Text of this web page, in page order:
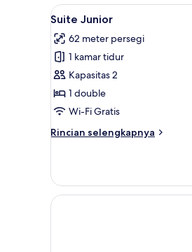
Double
Deluks
Lihat
semua
foto
untuk
Suite
Junior
16
Suite Junior
62 meter persegi
1 kamar tidur
Kapasitas 2
1 double
Wi-Fi Gratis
Rincian selengkapnya
Rincian
Suite
Junior